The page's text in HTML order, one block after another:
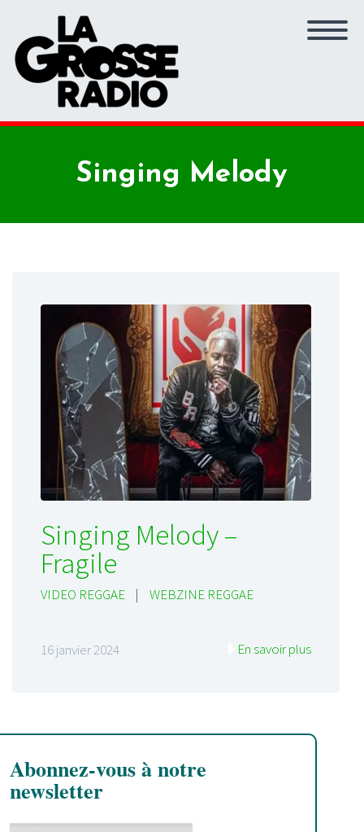
Singing Melody
Singing Melody –
Fragile
VIDEO REGGAE | WEBZINE REGGAE
16 janvier 2024 En savoir plus
Abonnez-vous à notre
newsletter